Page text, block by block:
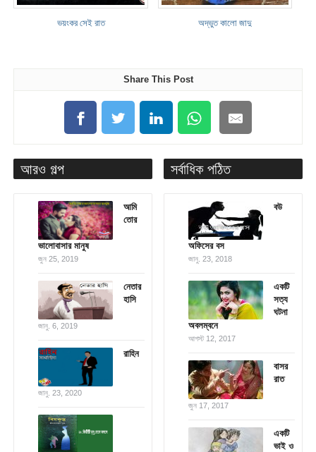
ভয়ংকর সেই রাত অদ্ভুত কালো জাদু
Share This Post
আরও গল্প
আমি
তোর
ভালোবাসার মানুষ
জুন 25, 2019
নেতার
হাসি
জানু. 6, 2019
রাহিন
জানু. 23, 2020
সর্বাধিক পঠিত
বউ
অফিসের বস
জানু. 23, 2018
একটি
সত্য
ঘটনা
অবলম্বনে
আগস্ট 12, 2017
বাসর
রাত
জুন 17, 2017
একটি
ভাই ও